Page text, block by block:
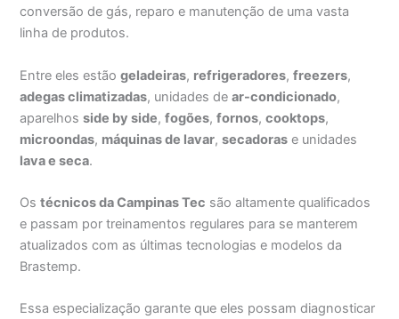
conversão de gás, reparo e manutenção de uma vasta
linha de produtos.
Entre eles estãogeladeiras, refrigeradores,freezers,
adegas climatizadas, unidades dear-condicionado,
aparelhosside by side,fogões,fornos,cooktops,
microondas, máquinas de lavar,secadoras e unidades
lava e seca.
Ostécnicos da Campinas Tec são altamente qualificados
e passam por treinamentos regulares para se manterem
atualizados com as últimas tecnologias e modelos da
Brastemp.
Essa especialização garante que eles possam diagnosticar